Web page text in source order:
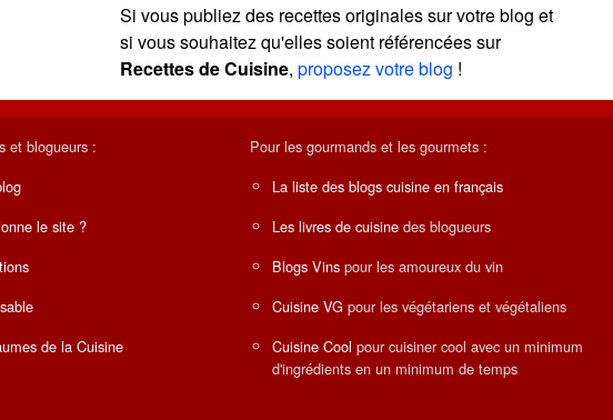
Si vous publiez des recettes originales sur votre blog et
si vous souhaitez qu'elles soient référencées sur
Recettes de Cuisine,proposez votre blog !
et blogueurs :
le site ?
de la Cuisine
Pour les gourmands et les gourmets :
La liste des blogs cuisine en français
Les livres de cuisine des blogueurs
Blogs Vins pour les amoureux du vin
Cuisine VG pour les végétariens et végétaliens
Cuisine Cool pour cuisiner cool avec un minimum
d'ingrédients en un minimum de temps